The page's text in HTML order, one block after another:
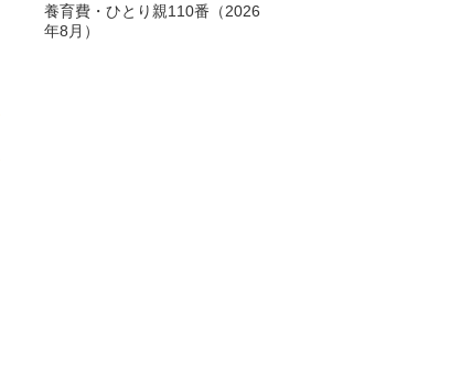
2025年2月
養育費・ひとり親110番（2026
年8月）